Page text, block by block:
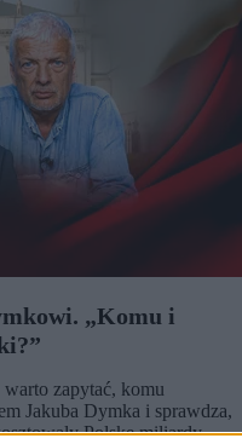
„Komu i
zapytać, komu
Jakuba Dymka i sprawdza,
Polskę miliardy